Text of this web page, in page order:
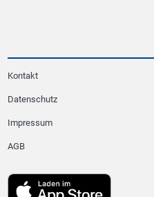
Kontakt
Datenschutz
Impressum
AGB